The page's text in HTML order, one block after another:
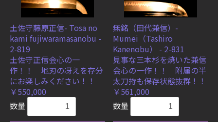
土佐守藤原正信- Tosa no
kami fujiwaramasanobu -
2-819
土佐守正信会心の一
作！！ 地刃の冴えを存分
にお楽しみください！！
￥550,000
数量
無銘（田代兼信）-
Mumei（Tashiro
Kanenobu） - 2-831
見事な三本杉を焼いた兼信
会心の一作！！ 附属の半
太刀拵も保存状態抜群！！
￥561,000
数量